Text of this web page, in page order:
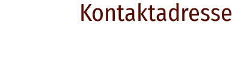
Kontaktadresse